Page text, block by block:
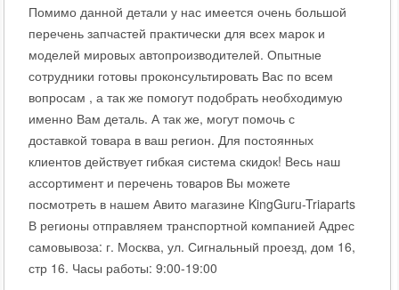
Помимо данной детали у нас имеется очень большой
перечень запчастей практически для всех марок и
моделей мировых автопроизводителей. Опытные
сотрудники готовы проконсультировать Вас по всем
вопросам , а так же помогут подобрать необходимую
именно Вам деталь. А так же, могут помочь с
доставкой товара в ваш регион. Для постоянных
клиентов действует гибкая система скидок! Весь наш
ассортимент и перечень товаров Вы можете
посмотреть в нашем Авито магазине KingGuru-Triaparts
В регионы отправляем транспортной компанией Адрес
самовывоза: г. Москва, ул. Сигнальный проезд, дом 16,
стр 16. Часы работы: 9:00-19:00